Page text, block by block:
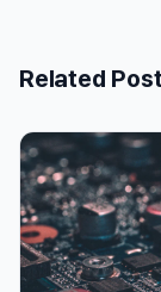
Related